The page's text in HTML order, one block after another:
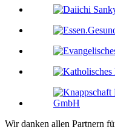
Wir danken allen Partnern